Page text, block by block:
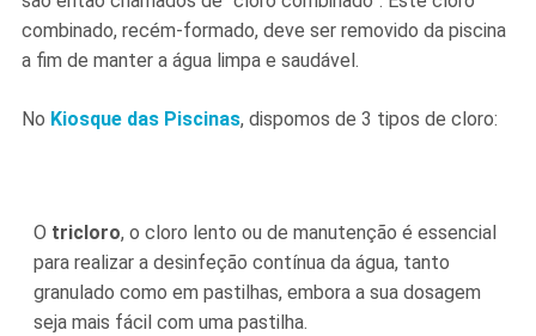
combinado, recém-formado, deve ser removido da piscina
a fim de manter a água limpa e saudável.
No Kiosque das Piscinas, dispomos de 3 tipos de cloro:
O tricloro, o cloro lento ou de manutenção é essencial
para realizar a desinfeção contínua da água, tanto
granulado como em pastilhas, embora a sua dosagem
seja mais fácil com uma pastilha.